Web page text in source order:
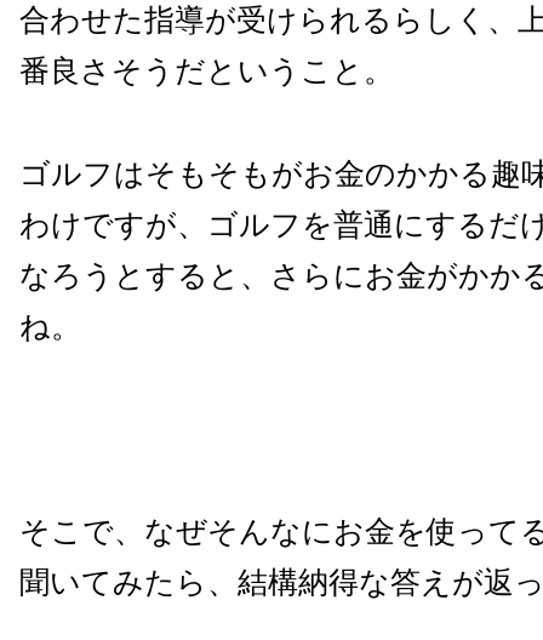
合わせた指導が受けられるらしく、
番良さそうだということ。
ゴルフはそもそもがお金のかかる趣
わけですが、ゴルフを普通にするだ
なろうとすると、さらにお金がかか
ね。
そこで、なぜそんなにお金を使って
聞いてみたら、結構納得な答えが返